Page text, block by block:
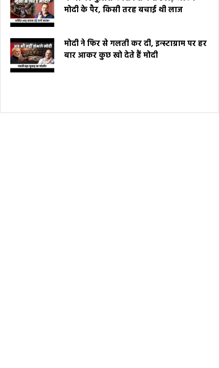
मोदी के पैर, किसी तरह बचाई थी लाज
मोदी ने फिर से गलती कर दी, इन्स्टाग्राम पर हर
बार आकर कुछ खो देते हैं मोदी